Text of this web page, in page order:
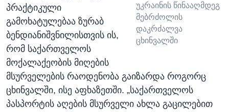
უკრაინის წინააღმდეგ
მებრძოლის
დაკრძალვა
ცხინვალში
პრაქტიკული
გამოხატულებაა ზურაბ
ბენდიანიშვნილისთვის ის,
რომ საქართველოს
მოქალაქეობის მიღების
მსურველების რაოდენობა გაიზარდა როგორც
ცხინვალში, ისე აფხაზეთში. „საქართველოს
პასპორტის აღების მსურველი ახლა გაცილებით